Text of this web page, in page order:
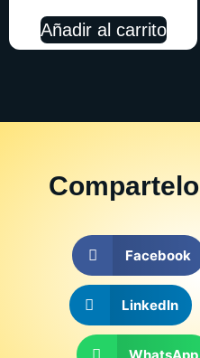
Añadir al carrito
Compartelo
Facebook
LinkedIn